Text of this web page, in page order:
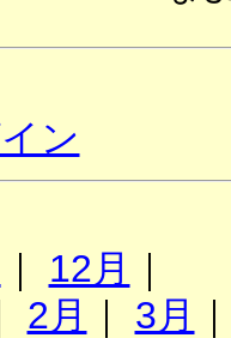
ン
12月
2月 3月